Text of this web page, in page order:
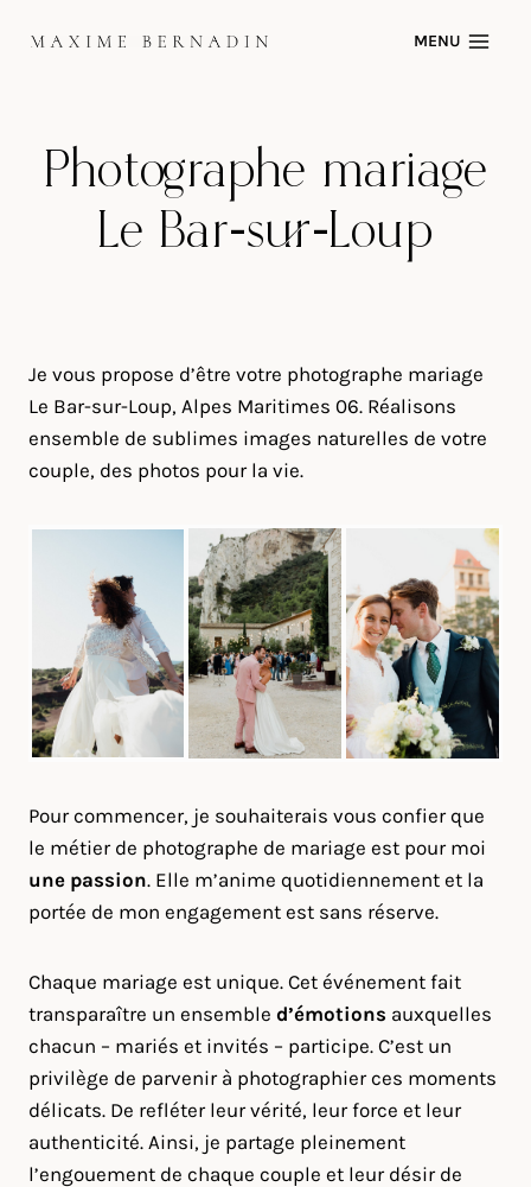
MENU
Photographe mariage
Le Bar-sur-Loup
Je vous propose d’être votre photographe mariage
Le Bar-sur-Loup, Alpes Maritimes 06. Réalisons
ensemble de sublimes images naturelles de votre
couple, des photos pour la vie.
Pour commencer, je souhaiterais vous confier que
le métier de photographe de mariage est pour moi
une passion. Elle m’anime quotidiennement et la
portée de mon engagement est sans réserve.
Chaque mariage est unique. Cet événement fait
transparaître un ensemble d’émotions auxquelles
chacun – mariés et invités – participe. C’est un
privilège de parvenir à photographier ces moments
délicats. De refléter leur vérité, leur force et leur
authenticité. Ainsi, je partage pleinement
l’engouement de chaque couple et leur désir de